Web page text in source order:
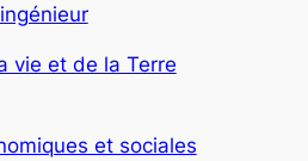
vie et de la Terre
et sociales